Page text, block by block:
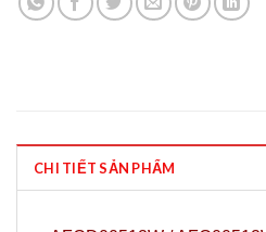
CHI TIẾT SẢN PHẨM